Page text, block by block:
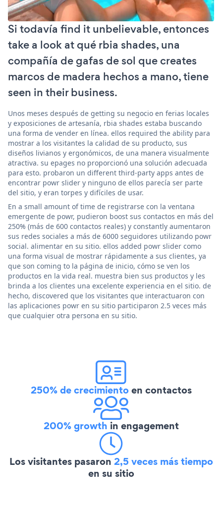
Si todavía find it unbelievable, entonces
take a look at qué rbia shades, una
compañía de gafas de sol que creates
marcos de madera hechos a mano, tiene
seen in their business.
Unos meses después de getting su negocio en ferias locales
y exposiciones de artesanía, rbia shades estaba buscando
una forma de vender en línea. ellos required the ability para
mostrar a los visitantes la calidad de su producto, sus
diseños livianos y ergonómicos, de una manera visualmente
atractiva. su epages no proporcionó una solución adecuada
para esto. probaron un different third-party apps antes de
encontrar powr slider y ninguno de ellos parecía ser parte
del sitio, y eran torpes y difíciles de usar.
En a small amount of time de registrarse con la ventana
emergente de powr, pudieron boost sus contactos en más del
250% (más de 600 contactos reales) y constantly aumentaron
sus redes sociales a más de 6000 seguidores utilizando powr
social. alimentar en su sitio. ellos added powr slider como
una forma visual de mostrar rápidamente a sus clientes, ya
que son coming to la página de inicio, cómo se ven los
productos en la vida real. muestra bien sus productos y les
brinda a los clientes una excelente experiencia en el sitio. de
hecho, discovered que los visitantes que interactuaron con
las aplicaciones powr en su sitio participaron 2.5 veces más
que cualquier otra persona en su sitio.
250% de crecimientoen contactos
200% growth in engagement
Los visitantes pasaron 2,5 veces más tiempo
en su sitio